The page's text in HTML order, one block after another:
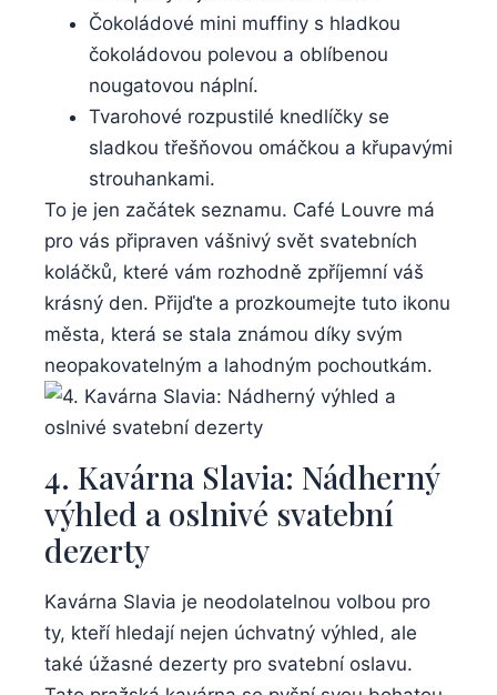
Čokoládové mini muffiny s hladkou
čokoládovou polevou a oblíbenou
nougatovou náplní.
Tvarohové rozpustilé knedlíčky se
sladkou třešňovou omáčkou a křupavými
strouhankami.
To je jen začátek seznamu. Café Louvre má
pro vás připraven vášnivý svět svatebních
koláčků, které vám rozhodně zpříjemní váš
krásný den. Přijďte a prozkoumejte tuto ikonu
města, která se stala známou díky svým
neopakovatelným a lahodným pochoutkám.
4. Kavárna Slavia: Nádherný
výhled a oslnivé svatební
dezerty
Kavárna Slavia je neodolatelnou volbou pro
ty, kteří hledají nejen úchvatný výhled, ale
také úžasné dezerty pro svatební oslavu.